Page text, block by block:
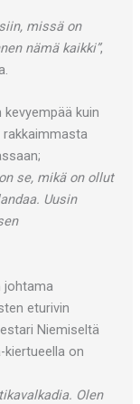
missä on
nämä kaikki”,
kuin
rakkaimmasta
se, mikä on ollut
Uusin
johtama
eturivin
Niemiseltä
kiertueella on
Olen